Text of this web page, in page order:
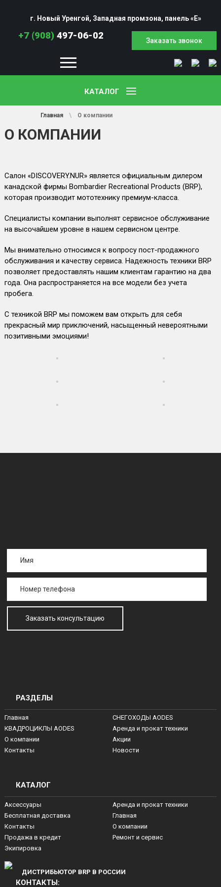
г. Новый Уренгой, Западная промзона, панель «Е»
+7 (908) 497-06-02 Заказать звонок
КАТАЛОГ
Главная \ О компании
О КОМПАНИИ
Салон «DISCOVERY.NUR» является официальным дилером
канадской фирмы Bombardier Recreational Products (BRP),
которая производит мототехнику премиум-класса.
Специалисты компании выполнят сервисное обслуживание
на высочайшем уровне в нашем сервисном центре.
Мы внимательно относимся к вопросу пост-продажного
обслуживания и качеству сервиса. Надежность техники BRP
позволяет предоставлять нашим клиентам гарантию на два
года. Она распространяется на все модели без учета
пробега.
С техникой BRP мы поможем вам открыть для себя
прекрасный мир приключений, насыщенный невероятными
позитивными эмоциями!
РАЗДЕЛЫ
Главная
СНЕГОХОДЫ AODES
КВАДРОЦИКЛЫ AODES
Аренда и прокат техники
О компании
Акции
Контакты
Новости
КАТАЛОГ
Аксессуары
Аренда и прокат техники
Бесплатная доставка
Главная
Контакты
О компании
Продажа в кредит
Ремонт и сервис
Экипировка
ДИСТРИБЬЮТОР BRP В РОССИИ
КОНТАКТЫ: